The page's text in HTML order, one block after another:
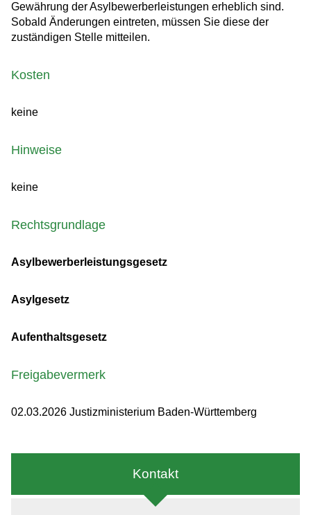
Gewährung der Asylbewerberleistungen erheblich sind.
Sobald Änderungen eintreten, müssen Sie diese der
zuständigen Stelle mitteilen.
Kosten
keine
Hinweise
keine
Rechtsgrundlage
Asylbewerberleistungsgesetz
Asylgesetz
Aufenthaltsgesetz
Freigabevermerk
02.03.2026 Justizministerium Baden-Württemberg
Kontakt